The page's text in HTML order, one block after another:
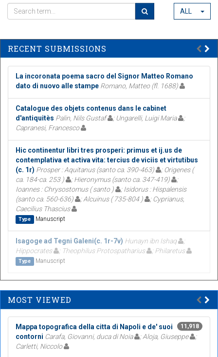
ALL
RECENT SUBMISSIONS
La incoronata poema sacro del Signor Matteo Romano
dato di nuovo alle stampe Romano, Matteo (fl. 1688)
Catalogue des objets contenus dans le cabinet
d'antiquitès Palin, Nils Gustaf ; Ungarelli, Luigi Maria
;
Capranesi, Francesco
Hic continentur libri tres prosperi: primus et ij.us de
contemplativa et activa vita: tercius de viciis et virtutibus
(c. 1r) Prosper : Aquitanus (santo ca. 390-463)
; Origenes (
ca. 184-ca. 253 )
; Hieronymus (santo ca. 347-419)
;
Ioannes : Chrysostomus ( santo )
; Isidorus : Hispalensis
(santo ca. 560-636)
; Alcuinus ( 735-804 )
; Cyprianus,
Caecilius Thascius
Type Manuscript
Isagoge ad Tegni Galeni(c. 1r-7v) Hunayn ibn Ishaq
Hippocrates
; Theophilus Protospatharius ; Philaretus
Type Manuscript
MOST VIEWED
11,918
Mappa topografica della citta di Napoli e de' suoi
contorni Carafa, Giovanni, duca di Noia ; Aloja, Giuseppe
;
Carletti, Niccolo